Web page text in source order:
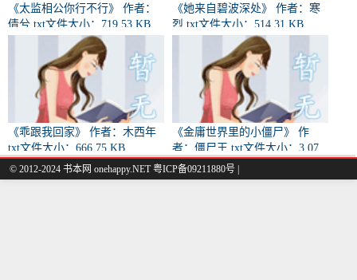
《太监相公你行不行》 作者：
倩兮 txt文件大小：719.53 KB
《她来自碧波深处》 作者：寒
烈 txt文件大小：514.31 KB
《乖跟我回家》 作者：木西年
txt文件大小：666.75 KB
《金庸世界里的小僵尸》 作
者：僵尸王 txt文件大小：3.07
MB
© 2012-2024 书本网 onehappy.NET 粤ICP备09211880号 |